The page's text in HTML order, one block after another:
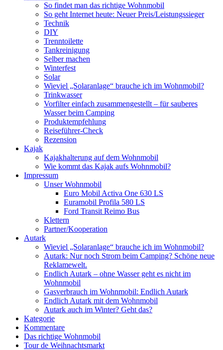
So findet man das richtige Wohnmobil
So geht Internet heute: Neuer Preis/Leistungssieger
Technik
DIY
Trenntoilette
Tankreinigung
Selber machen
Winterfest
Solar
Wieviel „Solaranlage“ brauche ich im Wohnmobil?
Trinkwasser
Vorfilter einfach zusammengestellt – für sauberes
Wasser beim Camping
Produktempfehlung
Reiseführer-Check
Rezension
Kajak
Kajakhalterung auf dem Wohnmobil
Wie kommt das Kajak aufs Wohnmobil?
Impressum
Unser Wohnmobil
Euro Mobil Activa One 630 LS
Euramobil Profila 580 LS
Ford Transit Reimo Bus
Klettern
Partner/Kooperation
Autark
Wieviel „Solaranlage“ brauche ich im Wohnmobil?
Autark: Nur noch Strom beim Camping? Schöne neue
Reklamewelt.
Endlich Autark – ohne Wasser geht es nicht im
Wohnmobil
Gasverbrauch im Wohnmobil: Endlich Autark
Endlich Autark mit dem Wohnmobil
Autark auch im Winter? Geht das?
Kategorie
Kommentare
Das richtige Wohnmobil
Tour de Weihnachtsmarkt